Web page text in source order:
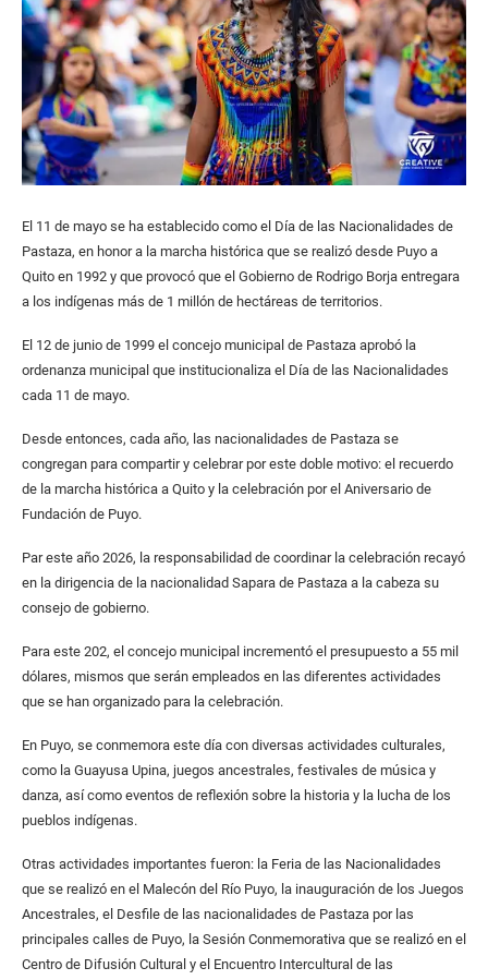
El 11 de mayo se ha establecido como el Día de las Nacionalidades de
Pastaza, en honor a la marcha histórica que se realizó desde Puyo a
Quito en 1992 y que provocó que el Gobierno de Rodrigo Borja entregara
a los indígenas más de 1 millón de hectáreas de territorios.
El 12 de junio de 1999 el concejo municipal de Pastaza aprobó la
ordenanza municipal que institucionaliza el Día de las Nacionalidades
cada 11 de mayo.
Desde entonces, cada año, las nacionalidades de Pastaza se
congregan para compartir y celebrar por este doble motivo: el recuerdo
de la marcha histórica a Quito y la celebración por el Aniversario de
Fundación de Puyo.
Par este año 2026, la responsabilidad de coordinar la celebración recayó
en la dirigencia de la nacionalidad Sapara de Pastaza a la cabeza su
consejo de gobierno.
Para este 202, el concejo municipal incrementó el presupuesto a 55 mil
dólares, mismos que serán empleados en las diferentes actividades
que se han organizado para la celebración.
En Puyo, se conmemora este día con diversas actividades culturales,
como la Guayusa Upina, juegos ancestrales, festivales de música y
danza, así como eventos de reflexión sobre la historia y la lucha de los
pueblos indígenas.
Otras actividades importantes fueron: la Feria de las Nacionalidades
que se realizó en el Malecón del Río Puyo, la inauguración de los Juegos
Ancestrales, el Desfile de las nacionalidades de Pastaza por las
principales calles de Puyo, la Sesión Conmemorativa que se realizó en el
Centro de Difusión Cultural y el Encuentro Intercultural de las